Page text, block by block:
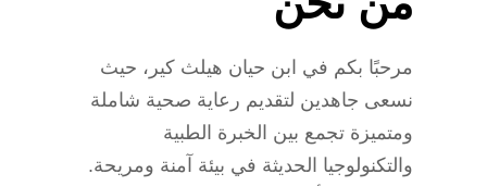
مرحبًا بكم في ابن حيان هيلث كير، حيث
نسعى جاهدين لتقديم رعاية صحية شاملة
ومتميزة تجمع بين الخبرة الطبية
والتكنولوجيا الحديثة في بيئة آمنة ومريحة.